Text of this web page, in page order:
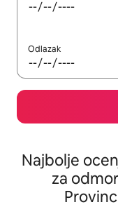
Odlazak
Najbolje
za